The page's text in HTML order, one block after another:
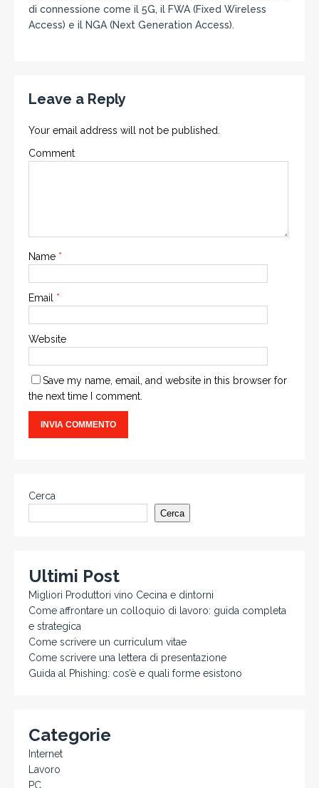
di connessione come il 5G, il FWA (Fixed Wireless
Access) e il NGA (Next Generation Access).
Leave a Reply
Your email address will not be published.
Comment
Name *
Email *
Website
Save my name, email, and website in this browser for
the next time I comment.
Cerca
Cerca
Ultimi Post
Migliori Produttori vino Cecina e dintorni
Come affrontare un colloquio di lavoro: guida completa
e strategica
Come scrivere un curriculum vitae
Come scrivere una lettera di presentazione
Guida al Phishing: cos’è e quali forme esistono
Categorie
Internet
Lavoro
PC